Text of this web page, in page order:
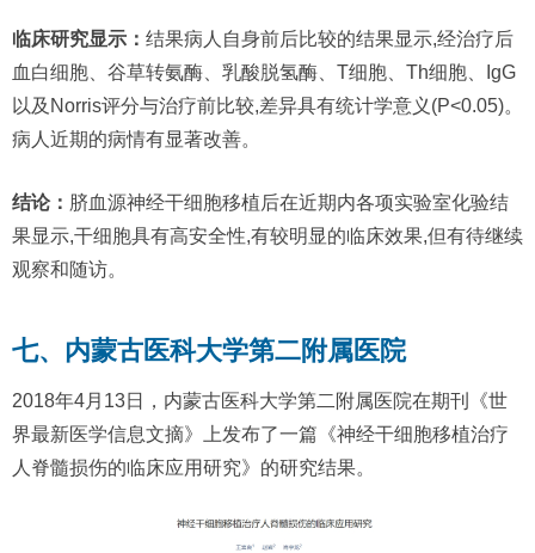
临床研究显示： 结果病人自身前后比较的结果显示,经治疗后
血白细胞、谷草转氨酶、乳酸脱氢酶、T细胞、Th细胞、IgG
以及Norris评分与治疗前比较,差异具有统计学意义(P<0.05)。
病人近期的病情有显著改善。
结论： 脐血源神经干细胞移植后在近期内各项实验室化验结
果显示,干细胞具有高安全性,有较明显的临床效果,但有待继续
观察和随访。
七、内蒙古医科大学第二附属医院
2018年4月13日，内蒙古医科大学第二附属医院在期刊《世
界最新医学信息文摘》上发布了一篇《神经干细胞移植治疗
人脊髓损伤的临床应用研究》的研究结果。